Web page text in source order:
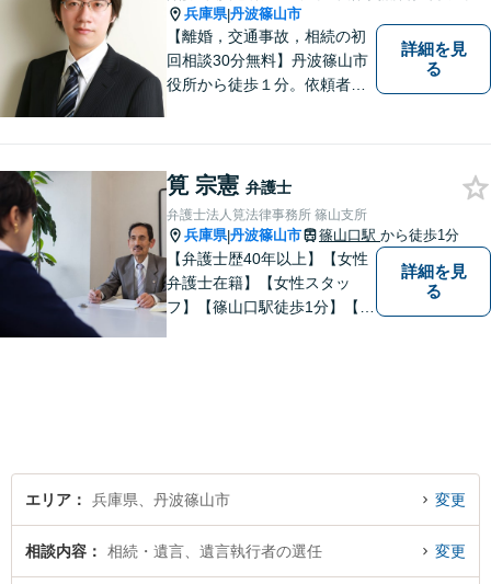
兵庫県|丹波篠山市
【離婚，交通事故，相続の初
回相談30分無料】丹波篠山市
役所から徒歩１分。依頼者の
モ無料。受任後はチャット連
携可。
詳細を見
る
筧 宗憲 弁護士
弁護士法人筧法律事務所 篠山支所
兵庫県|丹波篠山市 篠山口駅 から徒歩1分
【弁護士歴40年以上】【女性
弁護士在籍】【女性スタッ
フ】【篠山口駅徒歩1分】【夜
します。
詳細を見
る
エリア 兵庫県、丹波篠山市 変更
相談内容 相続・遺言、遺言執行者の選任 変更